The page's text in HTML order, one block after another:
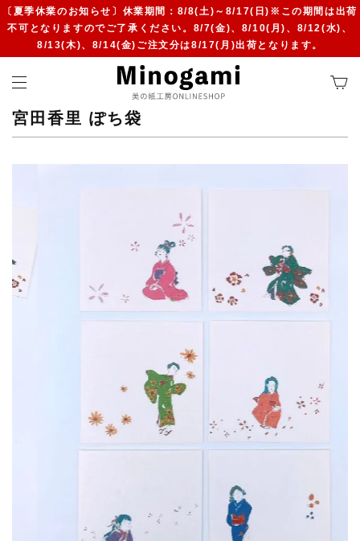
〔夏季休業のお知らせ〕休業期間：8/8(土)～8/17(日)※この期間は出荷
不可となりますのでご了承ください。8/7(金)、8/10(月)、8/12(水)、
8/13(木)、8/14(金)ご注文分は8/17(月)出荷となります。
宮田香里 ぽち袋